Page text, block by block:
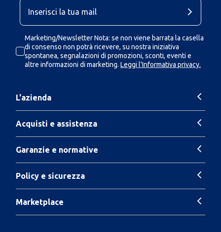
Marketing/Newsletter Nota: se non viene barrata la casella
di consenso non potrà ricevere, su nostra iniziativa
spontanea, segnalazioni di promozioni, sconti, eventi e
altre informazioni di marketing. Leggi l'Informativa privacy.
L'azienda
Acquisti e assistenza
Garanzie e normative
Policy e sicurezza
Marketplace